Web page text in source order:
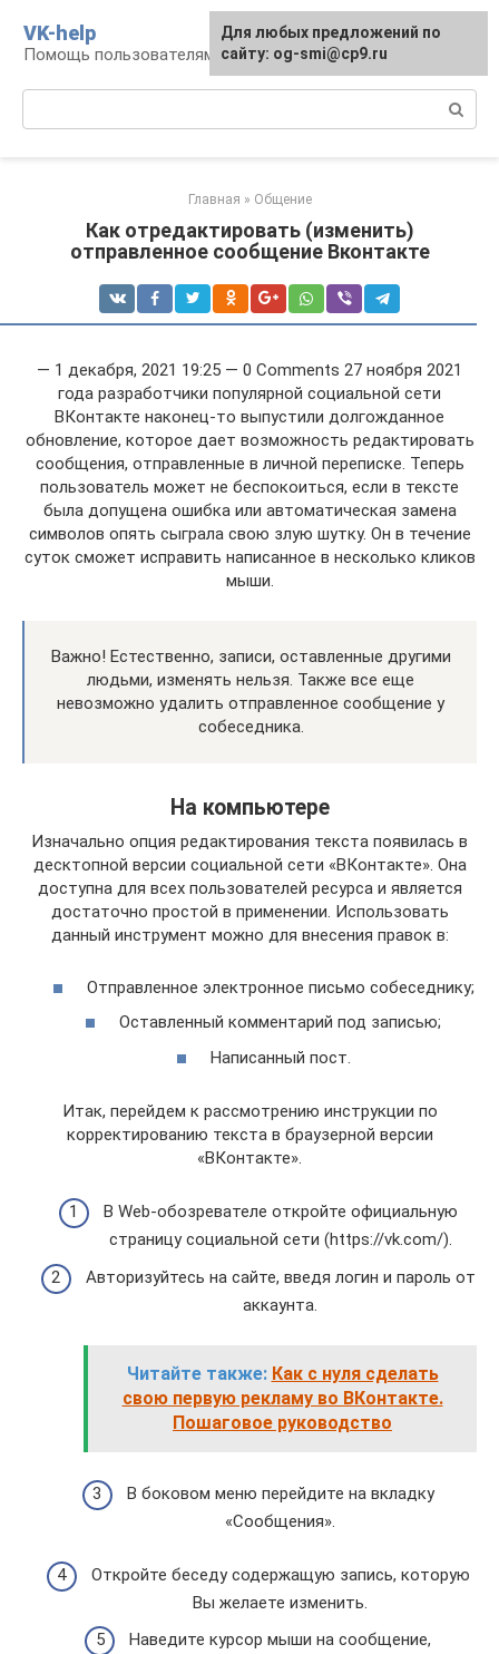
контенту
VK-help
Помощь пользователям соцсети ВКонтакте
Главная » Общение
Как отредактировать (изменить)
отправленное сообщение Вконтакте
— 1 декабря, 2021 19:25 — 0 Comments 27 ноября 2021
года разработчики популярной социальной сети
ВКонтакте наконец-то выпустили долгожданное
обновление, которое дает возможность редактировать
сообщения, отправленные в личной переписке. Теперь
пользователь может не беспокоиться, если в тексте
была допущена ошибка или автоматическая замена
символов опять сыграла свою злую шутку. Он в течение
суток сможет исправить написанное в несколько кликов
мыши.
Важно! Естественно, записи, оставленные другими
людьми, изменять нельзя. Также все еще
невозможно удалить отправленное сообщение у
собеседника.
На компьютере
Изначально опция редактирования текста появилась в
десктопной версии социальной сети «ВКонтакте». Она
доступна для всех пользователей ресурса и является
достаточно простой в применении. Использовать
данный инструмент можно для внесения правок в:
Отправленное электронное письмо собеседнику;
Оставленный комментарий под записью;
Написанный пост.
Итак, перейдем к рассмотрению инструкции по
корректированию текста в браузерной версии
«ВКонтакте».
В Web-обозревателе откройте официальную
страницу социальной сети (https://vk.com/).
Авторизуйтесь на сайте, введя логин и пароль от
аккаунта.
Читайте также: Как с нуля сделать
свою первую рекламу во ВКонтакте.
Пошаговое руководство
В боковом меню перейдите на вкладку
«Сообщения».
Откройте беседу содержащую запись, которую
Вы желаете изменить.
Наведите курсор мыши на сообщение,
Для любых предложений по
сайту: og-smi@cp9.ru